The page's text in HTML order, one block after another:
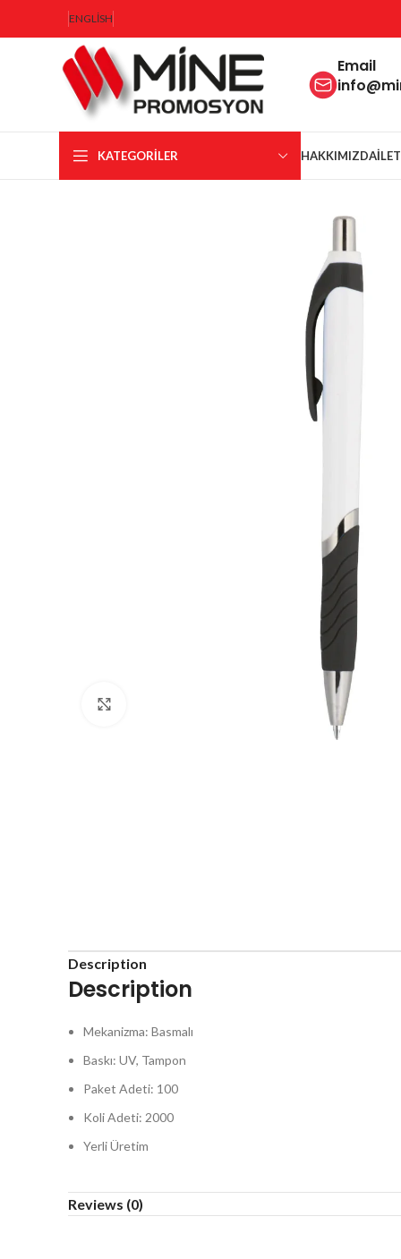
ENGLISH
Email
KATEGORILER HAKKIMIZDA
Description
Description
Mekanizma: Basmalı
Baskı: UV, Tampon
Paket Adeti: 100
Koli Adeti: 2000
Yerli Üretim
Reviews (0)